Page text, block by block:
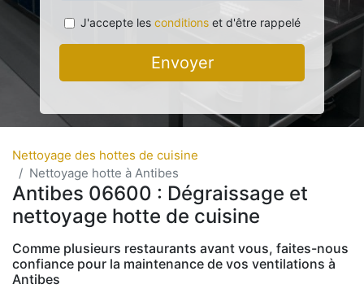
J'accepte les conditionset d'être rappelé
Envoyer
Nettoyage des hottes de cuisine
Nettoyage hotte à Antibes
Antibes 06600 : Dégraissage et
nettoyage hotte de cuisine
Comme plusieurs restaurants avant vous, faites-nous
confiance pour la maintenance de vos ventilations à
Antibes